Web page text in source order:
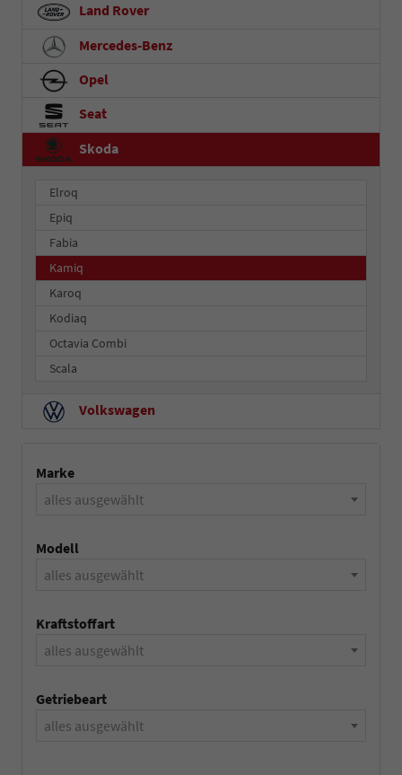
Land Rover
Mercedes-Benz
Opel
Seat
Skoda
Elroq
Epiq
Fabia
Kamiq
Karoq
Kodiaq
Octavia Combi
Scala
Volkswagen
Marke
alles ausgewählt
Modell
alles ausgewählt
Kraftstoffart
alles ausgewählt
Getriebeart
alles ausgewählt